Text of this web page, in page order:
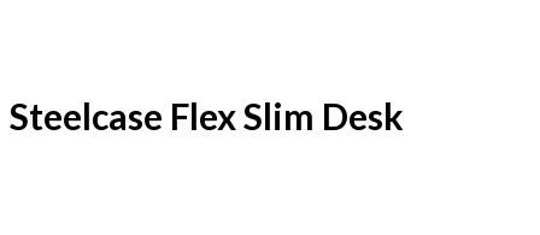
Steelcase Flex Slim Desk